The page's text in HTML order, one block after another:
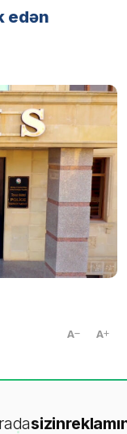
edən
A A
sizin